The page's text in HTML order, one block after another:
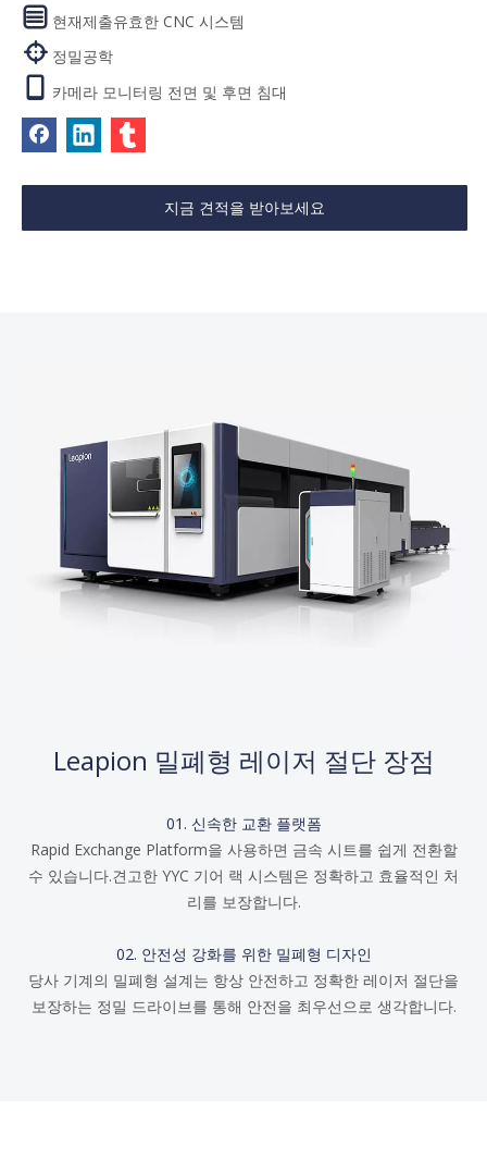
 현재제출유효한 CNC 시스템
 정밀공학
카메라 모니터링 전면 및 후면 침대
지금 견적을 받아보세요
Leapion 밀폐형 레이저 절단 장점
01. 신속한 교환 플랫폼
Rapid Exchange Platform을 사용하면 금속 시트를 쉽게 전환할
수 있습니다.견고한 YYC 기어 랙 시스템은 정확하고 효율적인 처
리를 보장합니다.
02. 안전성 강화를 위한 밀폐형 디자인
당사 기계의 밀폐형 설계는 항상 안전하고 정확한 레이저 절단을
보장하는 정밀 드라이브를 통해 안전을 최우선으로 생각합니다.